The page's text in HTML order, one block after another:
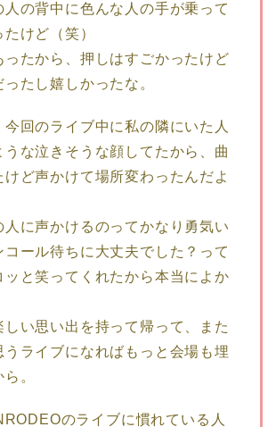
人の背中に色んな人の手が乗って
けど（笑）
ったから、押しはすごかったけど
たし嬉しかったな。
今回のライブ中に私の隣にいた人
うな泣きそうな顔してたから、曲
ど声かけて場所変わったんだよ
人に声かけるのってかなり勇気い
コール待ちに大丈夫でした？って
ッと笑ってくれたから本当によか
しい思い出を持って帰って、また
うライブになればもっと会場も埋
。
のライブに慣れている人